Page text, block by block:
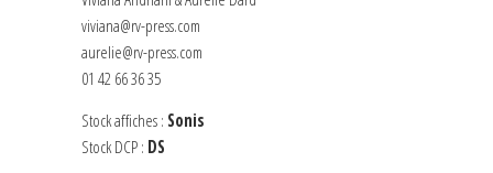
viviana@rv-press.com
aurelie@rv-press.com
01 42 66 36 35
Stock affiches : Sonis
Stock DCP : DS